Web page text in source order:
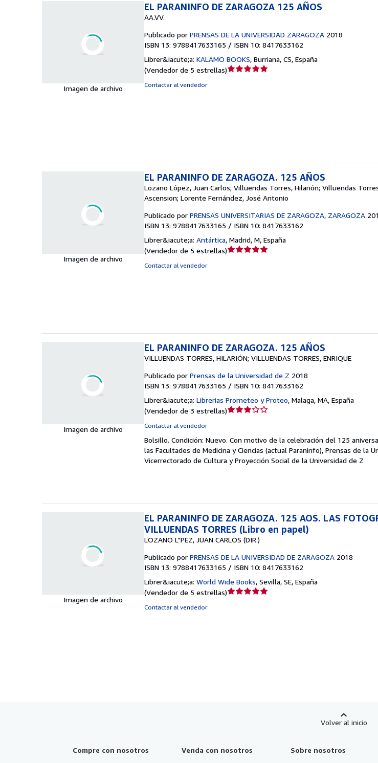
Imagen de archivo
EL PARANINFO DE ZARAGOZA 125 AÑOS
AA.VV.
Publicado por PRENSAS DE LA UNIVERSIDAD ZARAGOZA 2018
ISBN 13: 9788417633165 / ISBN 10: 8417633162
Librer&iacute;a: KALAMO BOOKS, Burriana, CS, España
(Vendedor de 5 estrellas)Calificación
Contactar al vendedor
Imagen de archivo
EL PARANINFO DE ZARAGOZA. 125 AÑOS
Lozano López, Juan Carlos; Villuendas Torres, Hilarión; Villuendas
Ascension; Lorente Fernández, José Antonio
Publicado por PRENSAS UNIVERSITARIAS DE ZARAGOZA, ZARAGOZA
ISBN 13: 9788417633165 / ISBN 10: 8417633162
Librer&iacute;a: Antártica, Madrid, M, España
(Vendedor de 5 estrellas)Calificación
Contactar al vendedor
Imagen de archivo
EL PARANINFO DE ZARAGOZA. 125 AÑOS
VILLUENDAS TORRES, HILARIÓN; VILLUENDAS TORRES, ENRIQUE
Publicado por Prensas de la Universidad de Z 2018
ISBN 13: 9788417633165 / ISBN 10: 8417633162
Librer&iacute;a: Librerias Prometeo y Proteo, Malaga, MA, España
(Vendedor de 3 estrellas)Calificación
3
de
5
Contactar al vendedor
Bolsillo. Condición: Nuevo. Con motivo de la celebración del 125
las Facultades de Medicina y Ciencias (actual Paraninfo), Prensas de la
Vicerrectorado de Cultura y Proyección Social de la Universidad de Z
Imagen de archivo
EL PARANINFO DE ZARAGOZA. 125 AOS. LAS
VILLUENDAS TORRES (Libro en papel)
LOZANO L"PEZ, JUAN CARLOS (DIR.)
Publicado por PRENSAS DE LA UNIVERSIDAD DE ZARAGOZA 2018
ISBN 13: 9788417633165 / ISBN 10: 8417633162
Librer&iacute;a: World Wide Books, Sevilla, SE, España
(Vendedor de 5 estrellas)Calificación
Contactar al vendedor
Volver al inicio
Compre con nosotros Venda con nosotros Sobre nosotros